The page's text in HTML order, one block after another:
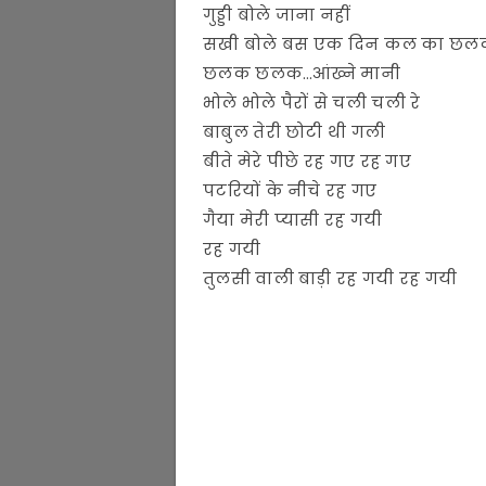
गुड्डी बोले जाना नहीं
सखी बोले बस एक दिन कल का
छलक छलक…आंख्ने मानी
भोले भोले पैरों से चली चली रे
बाबुल तेरी छोटी थी गली
बीते मेरे पीछे रह गए रह गए
पटरियों के नीचे रह गए
गैया मेरी प्यासी रह गयी
रह गयी
तुलसी वाली बाड़ी रह गयी रह गयी